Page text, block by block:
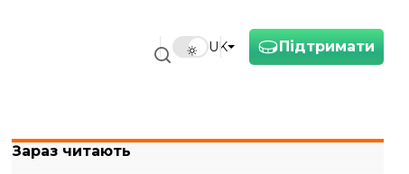
Підтримати
UK
Зараз читають